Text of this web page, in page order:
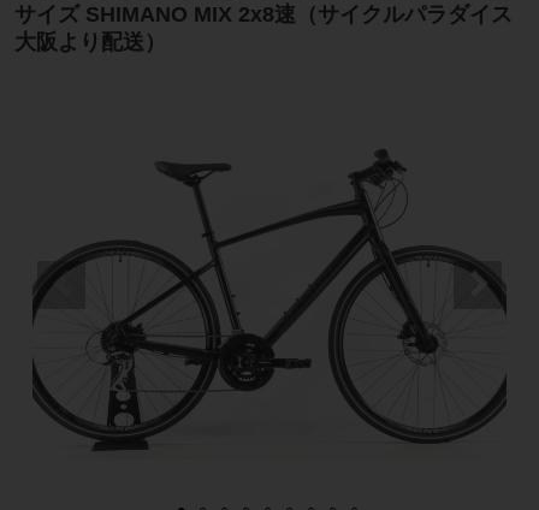
サイズ SHIMANO MIX 2x8速（サイクルパラダイス
大阪より配送）